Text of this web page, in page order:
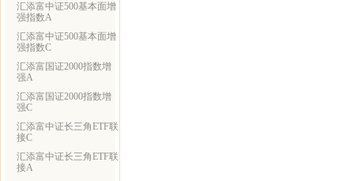
汇添富中证500基本面增
强指数A
汇添富中证500基本面增
强指数C
汇添富国证2000指数增
强A
汇添富国证2000指数增
强C
汇添富中证长三角ETF联
接C
汇添富中证长三角ETF联
接A